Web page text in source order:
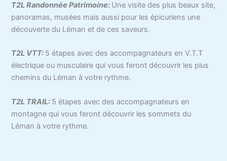
T2L Randonnée Patrimoine: Une visite des plus beaux site,
panoramas, musées mais aussi pour les épicuriens une
découverte du Léman et de ces saveurs.
T2L VTT: 5 étapes avec des accompagnateurs en V.T.T
électrique ou musculaire qui vous feront découvrir les plus
chemins du Léman à votre rythme.
T2L TRAIL: 5 étapes avec des accompagnateurs en
montagne qui vous feront découvrir les sommets du
Léman à votre rythme.